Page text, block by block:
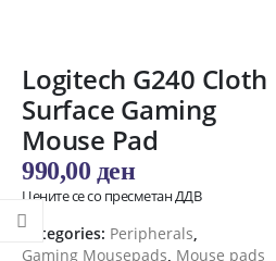
Logitech G240 Cloth
Surface Gaming
Mouse Pad
990,00 ден
Цените се со пресметан ДДВ
Categories: Peripherals,
Gaming Mousepads, Mouse pads